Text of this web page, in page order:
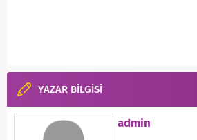
YAZAR BİLGİSİ
admin